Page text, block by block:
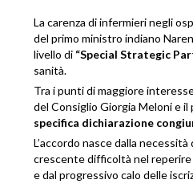
La carenza di infermieri negli
del primo ministro indiano
livello di “Special Strategic
sanità.
Tra i punti di maggiore
del Consiglio Giorgia Meloni e
specifica dichiarazione
L’accordo nasce dalla
crescente difficoltà nel reperire
e dal progressivo calo delle